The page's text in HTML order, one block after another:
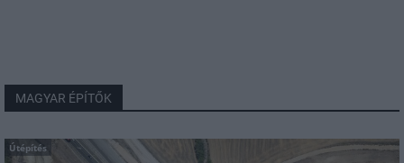
MAGYAR ÉPÍTŐK
Útépítés